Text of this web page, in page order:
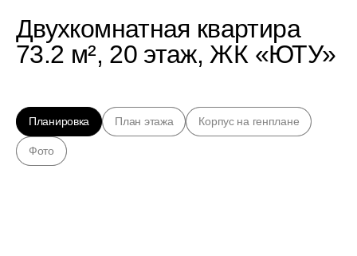
Двухкомнатная квартира
73.2 м², 20 этаж, ЖК «ЮТУ»
Планировка План этажа Корпус на генплане
Фото